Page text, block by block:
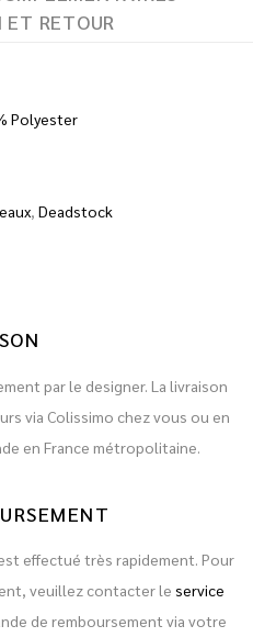
RETOUR
Polyester
, Deadstock
par le designer. La livraison
via Colissimo chez vous ou en
en France métropolitaine.
effectué très rapidement. Pour
veuillez contacter le service
de remboursement via votre